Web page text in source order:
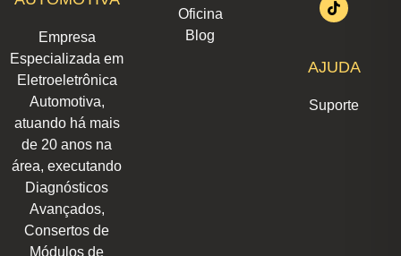
Empresa
Especializada em
Eletroeletrônica
Automotiva,
atuando há mais
de 20 anos na
área, executando
Diagnósticos
Avançados,
Consertos de
Módulos de
Oficina
Blog
o
a
k
AJUDA
Suporte